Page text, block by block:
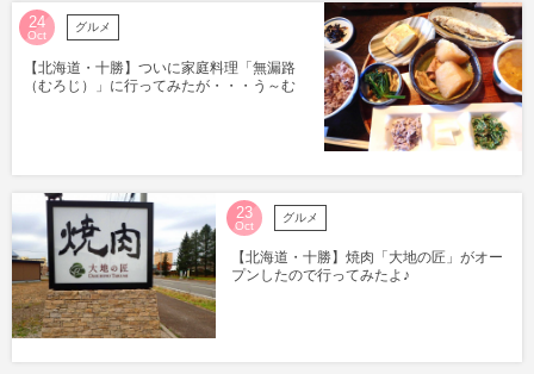
24
Oct
グルメ
【北海道・十勝】ついに家庭料理「無漏路
（むろじ）」に行ってみたが・・・う～む
23
Oct
グルメ
【北海道・十勝】焼肉「大地の匠」がオー
プンしたので行ってみたよ♪